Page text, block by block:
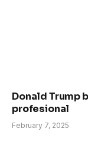
Donald Trump
profesional
February 7, 2025